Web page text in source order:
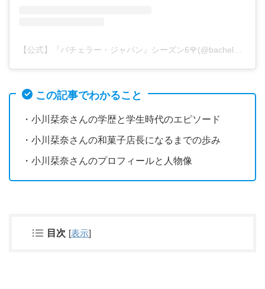
【公式】『バチェラー・ジャパン』シーズン6🌹(@bachelorjapan)がシェアした投稿
この記事でわかること
・小川栞奈さんの学歴と学生時代のエピソード
・小川栞奈さんの和菓子店長になるまでの歩み
・小川栞奈さんのプロフィールと人物像
目次 [表示]